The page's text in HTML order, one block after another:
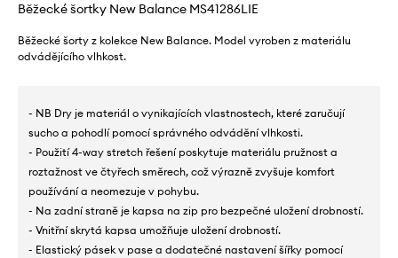
Běžecké šortky New Balance MS41286LIE
Běžecké šorty z kolekce New Balance. Model vyroben z materiálu
odvádějícího vlhkost.
- NB Dry je materiál o vynikajících vlastnostech, které zaručují
sucho a pohodlí pomocí správného odvádění vlhkosti.
- Použití 4-way stretch řešení poskytuje materiálu pružnost a
roztažnost ve čtyřech směrech, což výrazně zvyšuje komfort
používání a neomezuje v pohybu.
- Na zadní straně je kapsa na zip pro bezpečné uložení drobností.
- Vnitřní skrytá kapsa umožňuje uložení drobností.
- Elastický pásek v pase a dodatečné nastavení šířky pomocí